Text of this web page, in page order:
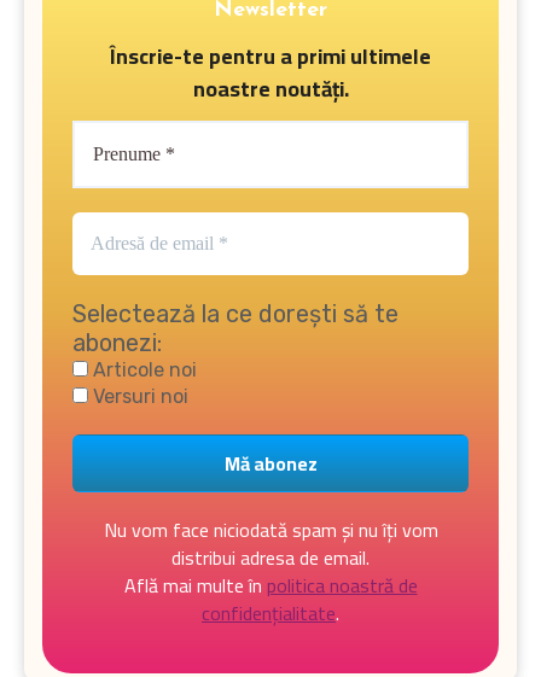
Newsletter
Înscrie-te pentru a primi ultimele
noastre noutăți.
Selectează la ce dorești să te
abonezi:
Articole noi
Versuri noi
Nu vom face niciodată spam și nu îți vom
distribui adresa de email.
Află mai multe în politica noastră de
confidențialitate.